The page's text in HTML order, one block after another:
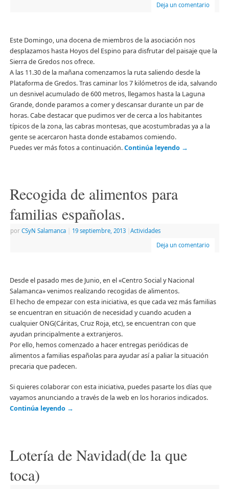
Deja un comentario
Este Domingo, una docena de miembros de la asociación nos
desplazamos hasta Hoyos del Espino para disfrutar del paisaje que la
Sierra de Gredos nos ofrece.
A las 11.30 de la mañana comenzamos la ruta saliendo desde la
Plataforma de Gredos. Tras caminar los 7 kilómetros de ida, salvando
un desnivel acumulado de 600 metros, llegamos hasta la Laguna
Grande, donde paramos a comer y descansar durante un par de
horas. Cabe destacar que pudimos ver de cerca a los habitantes
típicos de la zona, las cabras montesas, que acostumbradas ya a la
gente se acercaron hasta donde estabamos comiendo.
Puedes ver más fotos a continuación.Continúa leyendo →
Recogida de alimentos para
familias españolas.
por CSyN Salamanca 19 septiembre, 2013
Actividades
Deja un comentario
Desde el pasado mes de Junio, en el «Centro Social y Nacional
Salamanca» venimos realizando recogidas de alimentos.
El hecho de empezar con esta iniciativa, es que cada vez más familias
se encuentran en situación de necesidad y cuando acuden a
cualquier ONG(Cáritas, Cruz Roja, etc), se encuentran con que
ayudan principalmente a extranjeros.
Por ello, hemos comenzado a hacer entregas periódicas de
alimentos a familias españolas para ayudar así a paliar la situación
precaria que padecen.
Si quieres colaborar con esta iniciativa, puedes pasarte los días que
vayamos anunciando a través de la web en los horarios indicados.
Continúa leyendo →
Lotería de Navidad(de la que
toca)